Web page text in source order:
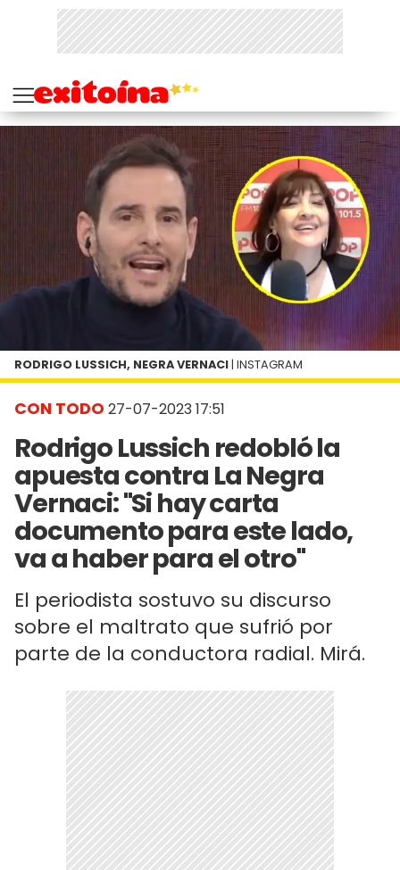
CON TODO 27-07-2023 17:51
Rodrigo Lussich redobló la
apuesta contra La Negra
Vernaci: "Si hay carta
documento para este lado,
va a haber para el otro"
El periodista sostuvo su discurso
sobre el maltrato que sufrió por
parte de la conductora radial. Mirá.
RODRIGO LUSSICH, NEGRA VERNACI | INSTAGRAM